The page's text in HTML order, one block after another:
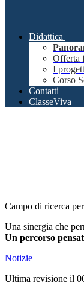
Didattica
Offerta
I
Corso
Contatti
ClasseViva
Campo di ricerca
Una sinergia che
Un percorso
Notizie
Ultima revisione il